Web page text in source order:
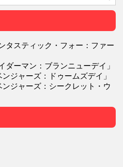
タスティック・フォー：ファー
ーマン：ブランニューデイ」
ジャーズ：ドゥームズデイ」
ジャーズ：シークレット・ウ